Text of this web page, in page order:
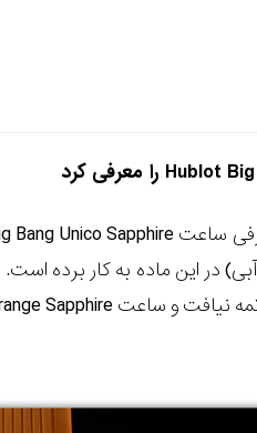
Hublot را معرفی کرد
ساعتBang Unico Sapphire
در این ماده به کار برده
نیافت و ساعتSapphire